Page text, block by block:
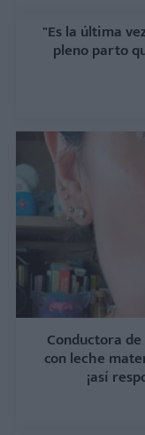
"Es la última
pleno parto
Conductora
con leche
¡así